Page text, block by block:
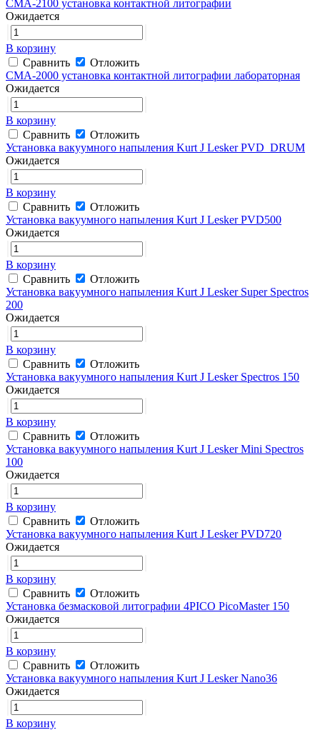
CMA-2100 установка контактной литографии
Ожидается
В корзину
Сравнить
Отложить
CMA-2000 установка контактной литографии лабораторная
Ожидается
В корзину
Сравнить
Отложить
Установка вакуумного напыления Kurt J Lesker PVD_DRUM
Ожидается
В корзину
Сравнить
Отложить
Установка вакуумного напыления Kurt J Lesker PVD500
Ожидается
В корзину
Сравнить
Отложить
Установка вакуумного напыления Kurt J Lesker Super Spectros
200
Ожидается
В корзину
Сравнить
Отложить
Установка вакуумного напыления Kurt J Lesker Spectros 150
Ожидается
В корзину
Сравнить
Отложить
Установка вакуумного напыления Kurt J Lesker Mini Spectros
100
Ожидается
В корзину
Сравнить
Отложить
Установка вакуумного напыления Kurt J Lesker PVD720
Ожидается
В корзину
Сравнить
Отложить
Установка безмасковой литографии 4PICO PicoMaster 150
Ожидается
В корзину
Сравнить
Отложить
Установка вакуумного напыления Kurt J Lesker Nano36
Ожидается
В корзину